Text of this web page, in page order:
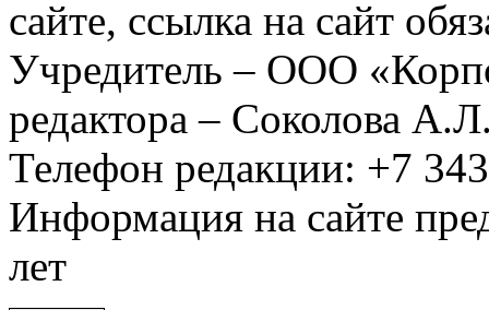
сайте, ссылка на сайт
Учредитель – ООО
редактора – Соколова
Телефон редакции: +7
Информация на сайте
лет